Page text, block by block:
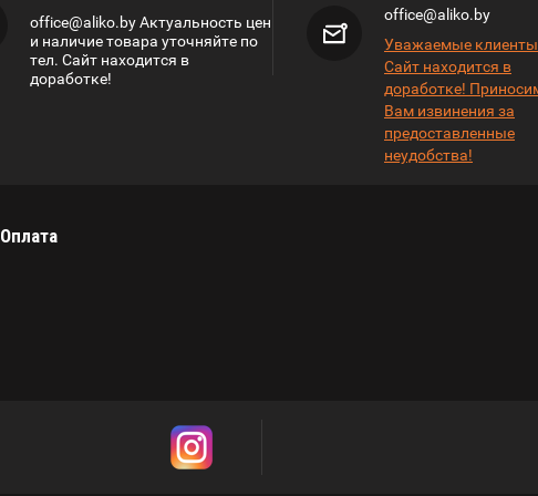
office@aliko.by Актуальность цен
и наличие товара уточняйте по
тел. Сайт находится в
доработке!
office@aliko.by
Уважаемые
Сайт находится в
доработке!
Вам извинения за
предоставленные
неудобства!
Оплата